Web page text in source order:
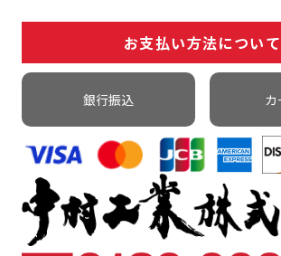
お支払い方法について
銀行振込 カ